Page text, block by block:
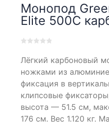
Монопод
Elite 500С
out
on
customer
ratings
Лёгкий карбоновый
ножками из
фиксация в
клипсовые
высота — 51.5 см,
176 см. Вес 1.120 кг.